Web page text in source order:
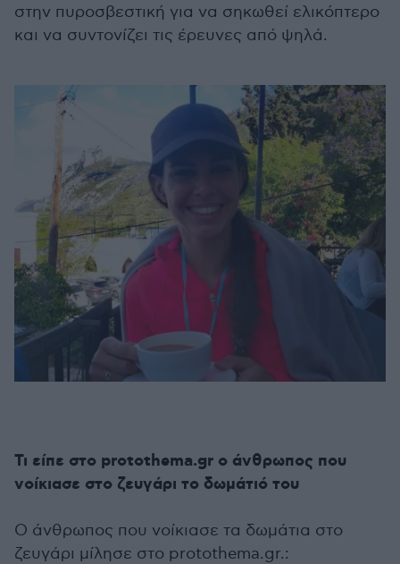
στην πυροσβεστική για να σηκωθεί ελικόπτερο
και να συντονίζει τις έρευνες από ψηλά.
Τι είπε στο protothema.gr o άνθρωπος που
νοίκιασε στο ζευγάρι το δωμάτιό του
Ο άνθρωπος που νοίκιασε τα δωμάτια στο
ζευγάρι μίλησε στο protothema.gr.: